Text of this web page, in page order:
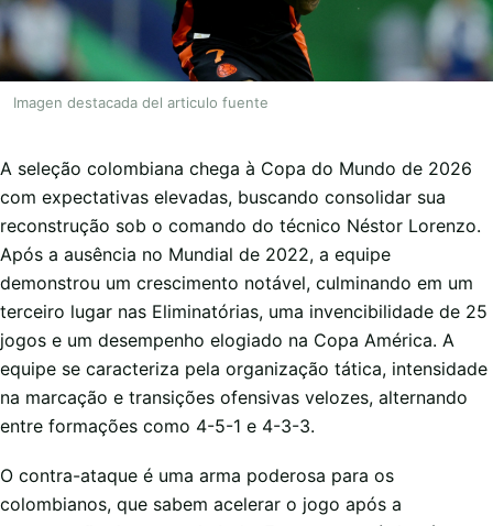
Imagen destacada del articulo fuente
A seleção colombiana chega à Copa do Mundo de 2026
com expectativas elevadas, buscando consolidar sua
reconstrução sob o comando do técnico Néstor Lorenzo.
Após a ausência no Mundial de 2022, a equipe
demonstrou um crescimento notável, culminando em um
terceiro lugar nas Eliminatórias, uma invencibilidade de 25
jogos e um desempenho elogiado na Copa América. A
equipe se caracteriza pela organização tática, intensidade
na marcação e transições ofensivas velozes, alternando
entre formações como 4-5-1 e 4-3-3.
O contra-ataque é uma arma poderosa para os
colombianos, que sabem acelerar o jogo após a